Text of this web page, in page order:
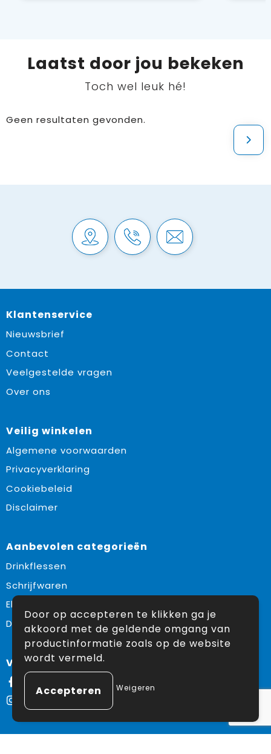
Laatst door jou bekeken
Toch wel leuk hé!
Geen resultaten gevonden.
Klantenservice
Nieuwsbrief
Contact
Veelgestelde vragen
Over ons
Veilig winkelen
Algemene voorwaarden
Privacyverklaring
Cookiebeleid
Disclaimer
Aanbevolen categorieën
Drinkflessen
Schrijfwaren
Elektronica en Gadgets
Draagtassen
Volg ons op:
Instagram
Door op accepteren te klikken ga je
akkoord met de geldende omgang van
productinformatie zoals op de website
wordt vermeld.
Weigeren